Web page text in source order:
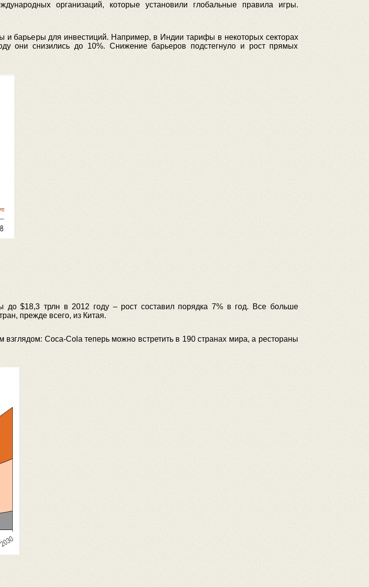
организаций, которые установили глобальные правила игры.
и барьеры для инвестиций. Например, в Индии тарифы в некоторых секторах
они снизились до 10%. Снижение барьеров подстегнуло и рост прямых
$18,3 трлн в 2012 году – рост составил порядка 7% в год. Все больше
прежде всего, из Китая.
Coca-Cola теперь можно встретить в 190 странах мира, а рестораны